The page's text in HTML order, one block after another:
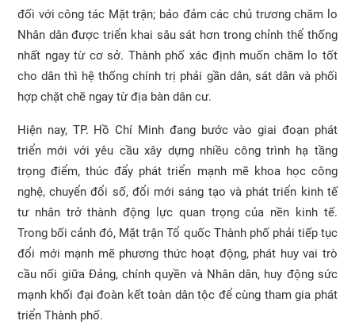
đối với công tác Mặt trận; bảo đảm các chủ trương chăm lo
Nhân dân được triển khai sâu sát hơn trong chỉnh thể thống
nhất ngay từ cơ sở. Thành phố xác định muốn chăm lo tốt
cho dân thì hệ thống chính trị phải gần dân, sát dân và phối
hợp chặt chẽ ngay từ địa bàn dân cư.
Hiện nay, TP. Hồ Chí Minh đang bước vào giai đoạn phát
triển mới với yêu cầu xây dựng nhiều công trình hạ tầng
trọng điểm, thúc đẩy phát triển mạnh mẽ khoa học công
nghệ, chuyển đổi số, đổi mới sáng tạo và phát triển kinh tế
tư nhân trở thành động lực quan trọng của nền kinh tế.
Trong bối cảnh đó, Mặt trận Tổ quốc Thành phố phải tiếp tục
đổi mới mạnh mẽ phương thức hoạt động, phát huy vai trò
cầu nối giữa Đảng, chính quyền và Nhân dân, huy động sức
mạnh khối đại đoàn kết toàn dân tộc để cùng tham gia phát
triển Thành phố.